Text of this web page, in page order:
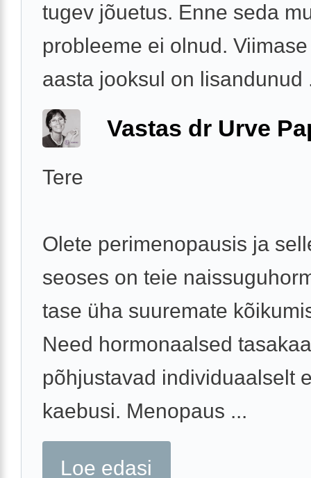
tugev jõuetus. Enne seda
probleeme ei olnud.
aasta jooksul on lisandunud
Vastas dr Urve
Tere
Olete perimenopausis ja
seoses on teie
tase üha suuremate
Need hormonaalsed
põhjustavad individuaalselt
kaebusi. Menopaus ...
Loe edasi